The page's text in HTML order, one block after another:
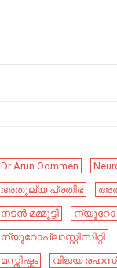
Dr Arun Oommen
അതുല്യ പ്രതിഭ
നടൻ മമ്മൂട്ടി
ന്യൂറോ
ന്യൂറോപ്ലാസ്റ്റിസിറ്റി
മസ്തിഷ്കം
വിജയ